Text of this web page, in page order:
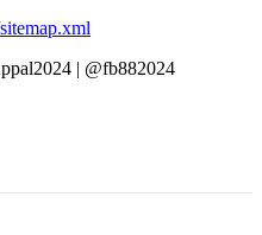
| @fb882024